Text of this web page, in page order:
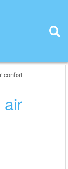
confort
air